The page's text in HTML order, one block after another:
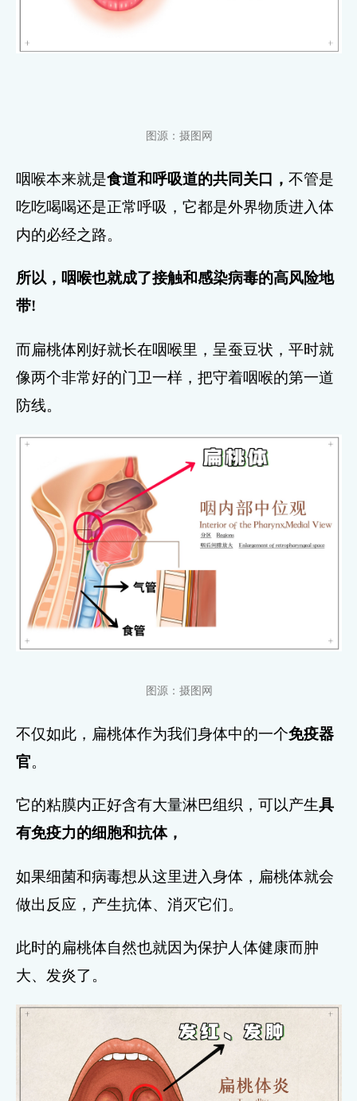
图源：摄图网
咽喉本来就是食道和呼吸道的共同关口，不管是
吃吃喝喝还是正常呼吸，它都是外界物质进入体
内的必经之路。
所以，咽喉也就成了接触和感染病毒的高风险地
带!
而扁桃体刚好就长在咽喉里，呈蚕豆状，平时就
像两个非常好的门卫一样，把守着咽喉的第一道
防线。
图源：摄图网
不仅如此，扁桃体作为我们身体中的一个免疫器
官。
它的粘膜内正好含有大量淋巴组织，可以产生具
有免疫力的细胞和抗体，
如果细菌和病毒想从这里进入身体，扁桃体就会
做出反应，产生抗体、消灭它们。
此时的扁桃体自然也就因为保护人体健康而肿
大、发炎了。